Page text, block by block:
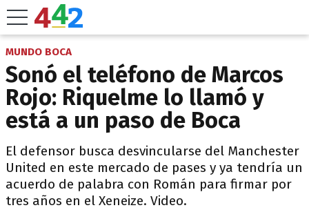
MUNDO BOCA
Sonó el teléfono de Marcos
Rojo: Riquelme lo llamó y
está a un paso de Boca
El defensor busca desvincularse del Manchester
United en este mercado de pases y ya tendría un
acuerdo de palabra con Román para firmar por
tres años en el Xeneize. Video.